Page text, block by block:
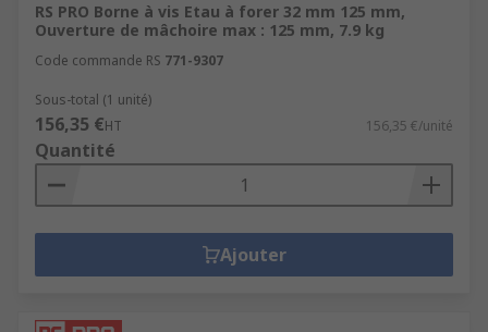
RS PRO Borne à vis Etau à forer 32 mm 125 mm,
Ouverture de mâchoire max : 125 mm, 7.9 kg
Code commande RS 771-9307
Sous-total (1 unité)
156,35 €HT 156,35 €/unité
Quantité
Ajouter